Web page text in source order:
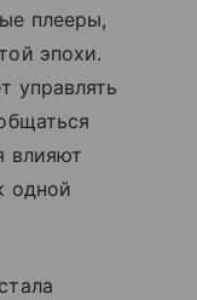
плееры,
эпохи.
управлять
влияют
одной